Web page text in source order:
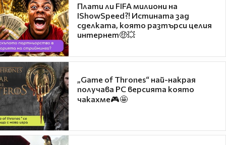
Плати ли FIFA милиони на
IShowSpeed?! Истината зад
сделката, която разтърси целия
интернет🤑💥
„Game of Thrones“ най-накрая
получава PC версията която
чакахме🎮🤩